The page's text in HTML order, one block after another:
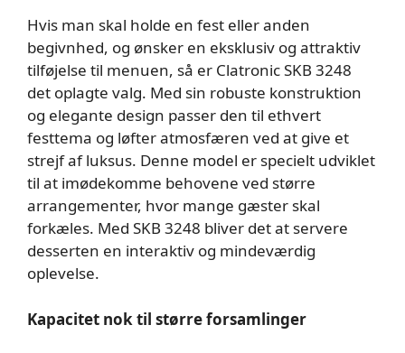
Hvis man skal holde en fest eller anden
begivnhed, og ønsker en eksklusiv og attraktiv
tilføjelse til menuen, så er Clatronic SKB 3248
det oplagte valg. Med sin robuste konstruktion
og elegante design passer den til ethvert
festtema og løfter atmosfæren ved at give et
strejf af luksus. Denne model er specielt udviklet
til at imødekomme behovene ved større
arrangementer, hvor mange gæster skal
forkæles. Med SKB 3248 bliver det at servere
desserten en interaktiv og mindeværdig
oplevelse.
Kapacitet nok til større forsamlinger